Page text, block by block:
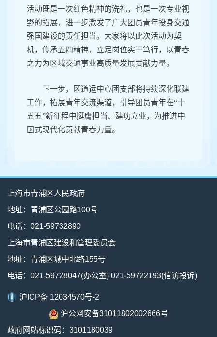
活动既是一次红色精神的洗礼，也是一次专业视
野的拓展，进一步激发了广大团员青年投身交通
强国建设的责任担当。大家将以此次活动为契
机，传承五四精神，立足岗位实干笃行，以青春
之力为区域交通事业高质量发展贡献力量。
下一步，区道运中心团支部将持续深化联建
工作，拓展青年交流渠道，引导团员青年在“十
五五”新征程中挺膺担当、建功立业，为推进中
国式现代化贡献青春力量。
上海市青浦区人民政府
地址：青浦区公园路100号
电话：021-59732890
上海市青浦区建设和管理委员会
地址：青浦区城中北路155号
电话：021-59728047(办公室) 021-59722193(信访投诉)
沪ICP备 12034570号-2
沪公网安备31011802002666号
政府网站标识码：3101180039